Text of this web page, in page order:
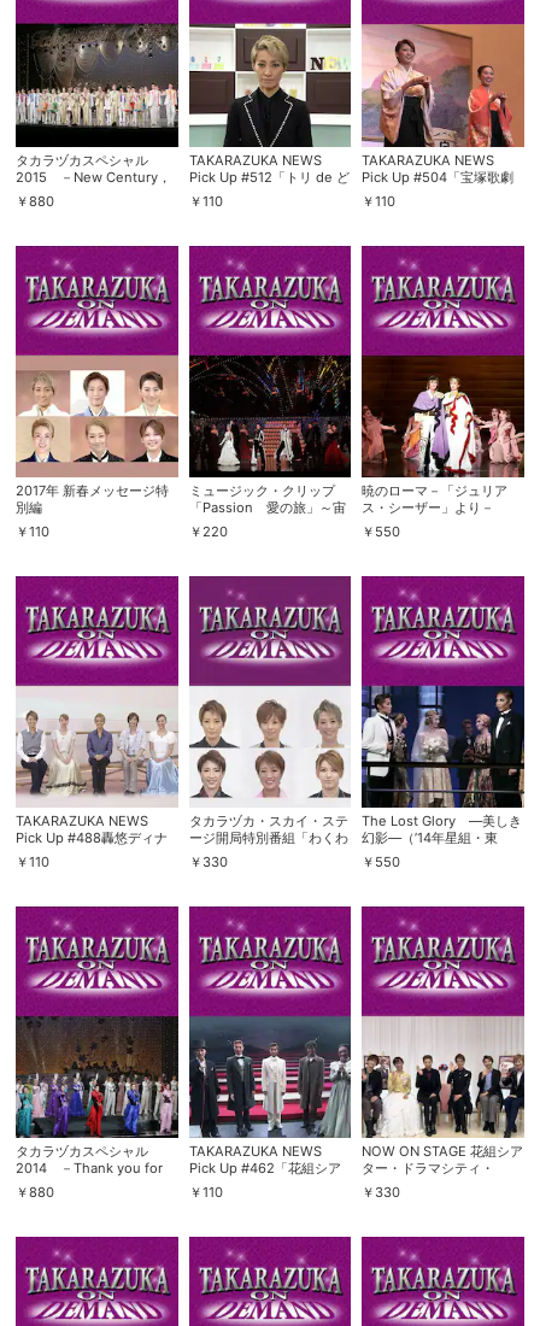
購入明細 ４ヵ月分の購入明細の確認が可能です。
Myクーポン
現在獲得済みのお得なクーポンを確認でき
ます。
購入履歴
確認が可能です。こちらから視聴いただく
と便利です。
お気に入り
お気に入りに登録した作品を確認できま
す。お気に入りに追加した作品の削除も可
能です。
閲覧履歴
サイト内の閲覧履歴を確認できます。履歴
の削除も可能です。
視聴年齢制限
サイト内で表示される作品の表示制限が可
能です。5段階の年齢区分から選択できま
視聴デバイス一覧
スマホなどでRakuten TVを視聴する際のデ
バイス連携の設定ができます。
パスコード設定
視聴年齢制限の変更時にパスコード入力が
求められるのでお子さまがいても安心で
メルマガ
メルマガの配信停止、配信先のメールアド
レスの変更が可能です。
定額見放題解約
定額見放題コンテンツの解約はこちらから
ログアウト
タカラヅカスペシャル
2015 －New Century，
Next Dream－（’15年・梅
田芸術劇場）
￥880
TAKARAZUKA NEWS
Pick Up #512「トリ de ど
っち？専科 轟悠」～2017
年1月 お正月スペシャルよ
￥110
TAKARAZUKA NEWS
Pick Up #504「宝塚歌劇
団「拝賀式」／宝塚大劇場
2017年新春鏡開き」～
ルより～
￥110
2017年 新春メッセージ特
別編
￥110
ミュージック・クリップ
「Passion 愛の旅」～宙
組『Passion 愛の旅』よ
り～
￥ 220
暁のローマ－「ジュリア
ス・シーザー」より－
（’06年月組・宝塚）
￥ 550
TAKARAZUKA NEWS
Pick Up #488轟悠ディナ
ーショー『Prelude of
Yu』稽古場レポート～
￥110
タカラヅカ・スカイ・ステ
ージ開局特別番組「わくわ
くエンターテイメントスペ
シャル!!」（前編）
￥ 330
The Lost Glory —美しき
幻影—（’14年星組・東
京・千秋楽）
￥ 550
タカラヅカスペシャル
2014 －Thank you for
100 years－（’14年・宝
塚）
￥880
TAKARAZUKA NEWS
Pick Up #462「花組シア
ター・ドラマシティ公演
『For the people —リン
—』突撃レポート」～
2016年2月より～
￥110
NOW ON STAGE 花組シア
ター・ドラマシティ・
KAAT神奈川芸術劇場公演
『For the people —リン
—』
￥ 330